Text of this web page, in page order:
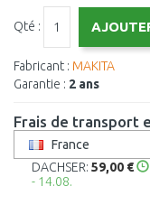
Qté :
Fabricant : MAKITA
Garantie : 2 ans
Frais de transport
France
DACHSER: 59,00 €
- 14.08.